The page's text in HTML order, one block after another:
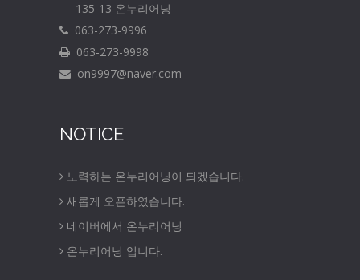
135-13 온누리어닝
063-273-9996
063-273-9998
on9997@naver.com
NOTICE
노력하는 온누리어닝이 되겠습니다.
새롭게 오픈하였습니다.
네이버에서 온누리어닝
온누리어닝 입니다.